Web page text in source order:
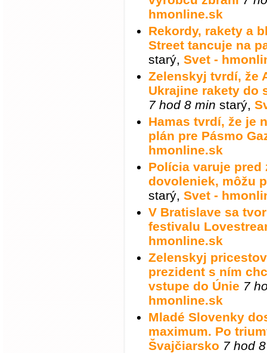
hmonline.sk
Rekordy, rakety a
Street tancuje na
starý, Svet -
Zelenskyj tvrdí, že
Ukrajine rakety do
7 hod 8 min starý,
Hamas tvrdí, že je
plán pre Pásmo
hmonline.sk
Polícia varuje pred
dovoleniek, môžu
starý, Svet -
V Bratislave sa
festivalu
hmonline.sk
Zelenskyj
prezident s ním
vstupe do Únie 7
hmonline.sk
Mladé Slovenky
maximum. Po
Švajčiarsko 7 hod